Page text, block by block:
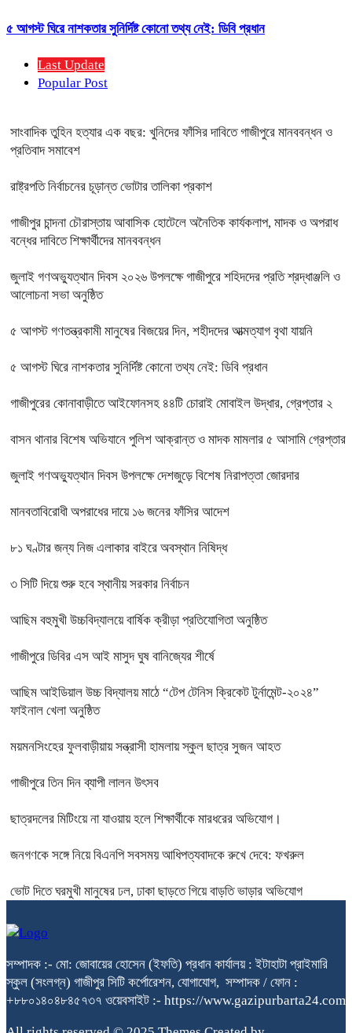
৫ আগস্ট ঘিরে নাশকতার সুনির্দিষ্ট কোনো তথ্য নেই: ডিবি প্রধান
Last Update
Popular Post
সাংবাদিক তুহিন হত্যার এক বছর: খুনিদের ফাঁসির দাবিতে গাজীপুরে মানববন্ধন ও
প্রতিবাদ সমাবেশ
রাষ্ট্রপতি নির্বাচনের চূড়ান্ত ভোটার তালিকা প্রকাশ
গাজীপুর চান্দনা চৌরাস্তায় আবাসিক হোটেলে অনৈতিক কার্যকলাপ, মাদক ও অপরাধ
বন্ধের দাবিতে শিক্ষার্থীদের মানববন্ধন
জুলাই গণঅভ্যুত্থান দিবস ২০২৬ উপলক্ষে গাজীপুরে শহিদদের প্রতি শ্রদ্ধাঞ্জলি ও
আলোচনা সভা অনুষ্ঠিত
৫ আগস্ট গণতন্ত্রকামী মানুষের বিজয়ের দিন, শহীদদের আত্মত্যাগ বৃথা যায়নি
৫ আগস্ট ঘিরে নাশকতার সুনির্দিষ্ট কোনো তথ্য নেই: ডিবি প্রধান
গাজীপুরের কোনাবাড়ীতে আইফোনসহ ৪৪টি চোরাই মোবাইল উদ্ধার, গ্রেপ্তার ২
বাসন থানার বিশেষ অভিযানে পুলিশ আক্রান্ত ও মাদক মামলার ৫ আসামি গ্রেপ্তার
জুলাই গণঅভ্যুত্থান দিবস উপলক্ষে দেশজুড়ে বিশেষ নিরাপত্তা জোরদার
মানবতাবিরোধী অপরাধের দায়ে ১৬ জনের ফাঁসির আদেশ
৮১ ঘণ্টার জন্য নিজ এলাকার বাইরে অবস্থান নিষিদ্ধ
৩ সিটি দিয়ে শুরু হবে স্থানীয় সরকার নির্বাচন
আছিম বহুমুখী উচ্চবিদ্যালয়ে বার্ষিক ক্রীড়া প্রতিযোগিতা অনুষ্ঠিত
গাজীপুরে ডিবির এস আই মাসুদ ঘুষ বানিজ্যের শীর্ষে
আছিম আইডিয়াল উচ্চ বিদ্যালয় মাঠে “টেপ টেনিস ক্রিকেট টুর্নামেন্ট-২০২৪”
ফাইনাল খেলা অনুষ্ঠিত
ময়মনসিংহের ফুলবাড়ীয়ায় সন্ত্রাসী হামলায় স্কুল ছাত্র সুজন আহত
গাজীপুরে তিন দিন ব্যাপী লালন উৎসব
ছাত্রদলের মিটিংয়ে না যাওয়ায় হলে শিক্ষার্থীকে মারধরের অভিযোগ।
জনগণকে সঙ্গে নিয়ে বিএনপি সবসময় আধিপত্যবাদকে রুখে দেবে: ফখরুল
ভোট দিতে ঘরমুখী মানুষের ঢল, ঢাকা ছাড়তে গিয়ে বাড়তি ভাড়ার অভিযোগ
সম্পাদক :- মো: জোবায়ের হোসেন (ইফতি) প্রধান কার্যালয় : ইটাহাটা প্রাইমারি
স্কুল (সংলগ্ন) গাজীপুর সিটি কর্পোরেশন, যোগাযোগ, সম্পাদক / ফোন :
+৮৮০১৪০৪৮৪৫৭৩৭ ওয়েবসাইট :- https://www.gazipurbarta24.com